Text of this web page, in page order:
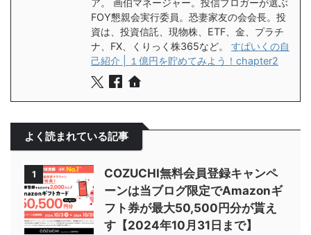
ア。 画伯マネージャー。投信ブロガーが選ぶ
FOY懇親会実行委員。恐妻家友の会会長。投
資は、投資信託、現物株、ETF、金、プラチ
ナ、FX、くりっく株365など。 すぱいくの自
己紹介 | １億円を貯めてみよう！chapter2
よく読まれている記事
1
COZUCHI無料会員登録キャンペ
ーンは当ブログ限定でAmazonギ
フト券が最大50,500円分が貰え
す【2024年10月31日まで】